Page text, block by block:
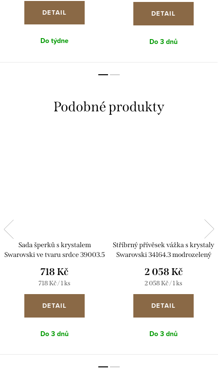
DETAIL
Do týdne
DETAIL
Do 3 dnů
Sada šperků s krystalem
Swarovski ve tvaru srdce 39003.5
718 Kč
Měrná
718 Kč / 1 ks
DETAIL
Do 3 dnů
Stříbrný přívěsek vážka s krystaly
Swarovski 34164.3 modrozelený
2 058 Kč
Měrná
2 058 Kč / 1 ks
DETAIL
Do 3 dnů